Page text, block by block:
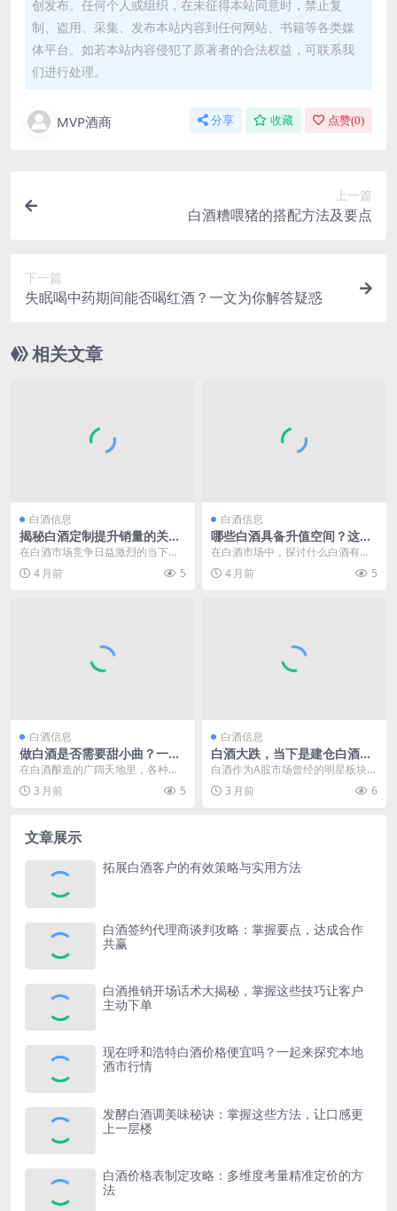
创发布。任何个人或组织，在未征得本站同意时，禁止复
制、盗用、采集、发布本站内容到任何网站、书籍等各类媒
体平台。如若本站内容侵犯了原著者的合法权益，可联系我
们进行处理。
MVP酒商 分享 收藏 点赞(0)
上一篇
白酒糟喂猪的搭配方法及要点
下一篇
失眠喝中药期间能否喝红酒？一文为你解答疑惑
相关文章
白酒信息
揭秘白酒定制提升销量的关键
策略与实用技巧
在白酒市场竞争日益激烈的当下，
白酒定制作为一种满足消费者个性
化需求的业务模式，对...
4 月前 5
白酒信息
哪些白酒具备升值空间？这些
酒或成投资“潜力股”
在白酒市场中，探讨什么白酒有升
值空间是众多投资者和白酒爱好者
极为关注的话题。随着...
4 月前 5
白酒信息
做白酒是否需要甜小曲？一文
为你揭秘白酒酿造关键要素
在白酒酿造的广阔天地里，各种酿
造工艺和原料的运用犹如一幅绚丽
多彩的画卷。白酒，作...
3 月前 5
白酒信息
白酒大跌，当下是建仓白酒股
的好时机吗？
白酒作为A股市场曾经的明星板块，
一直以来都备受投资者关注。当白
酒板块出现下跌行情...
3 月前 6
文章展示
拓展白酒客户的有效策略与实用方法
白酒签约代理商谈判攻略：掌握要点，达成合作
共赢
白酒推销开场话术大揭秘，掌握这些技巧让客户
主动下单
现在呼和浩特白酒价格便宜吗？一起来探究本地
酒市行情
发酵白酒调美味秘诀：掌握这些方法，让口感更
上一层楼
白酒价格表制定攻略：多维度考量精准定价的方
法